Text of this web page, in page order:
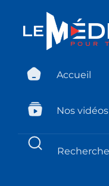
Accueil
Nos vidéos